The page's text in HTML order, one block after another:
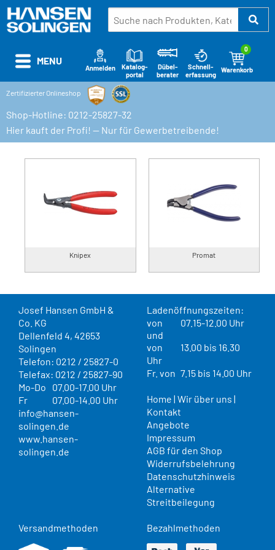
Warenkorb
0
Schnell-
erfassung
Dübel-
berater
Katalog-
portal
Anmelden
Zertifizierter Onlineshop
Shop-Hotline: 0212-25827-32
Hier kauft der Profi! — Nur für Gewerbetreibende!
MENU
Knipex Promat
Josef Hansen GmbH &
Co. KG
Dellenfeld 4, 42653
Solingen
Telefon: 0212 / 25827-0
Telefax: 0212 / 25827-90
Mo-Do
07.00-17.00 Uhr
Fr
07.00-14.00 Uhr
info@hansen-
solingen.de
www.hansen-
solingen.de
Ladenöffnungszeiten:
von
07.15-12.00 Uhr
und
von
13.00 bis 16.30
Uhr
Fr. von 7.15 bis 14.00 Uhr
Home | Wir über uns |
Kontakt
Angebote
Impressum
AGB für den Shop
Widerrufsbelehrung
Datenschutzhinweis
Alternative
Streitbeilegung
Versandmethoden Bezahlmethoden